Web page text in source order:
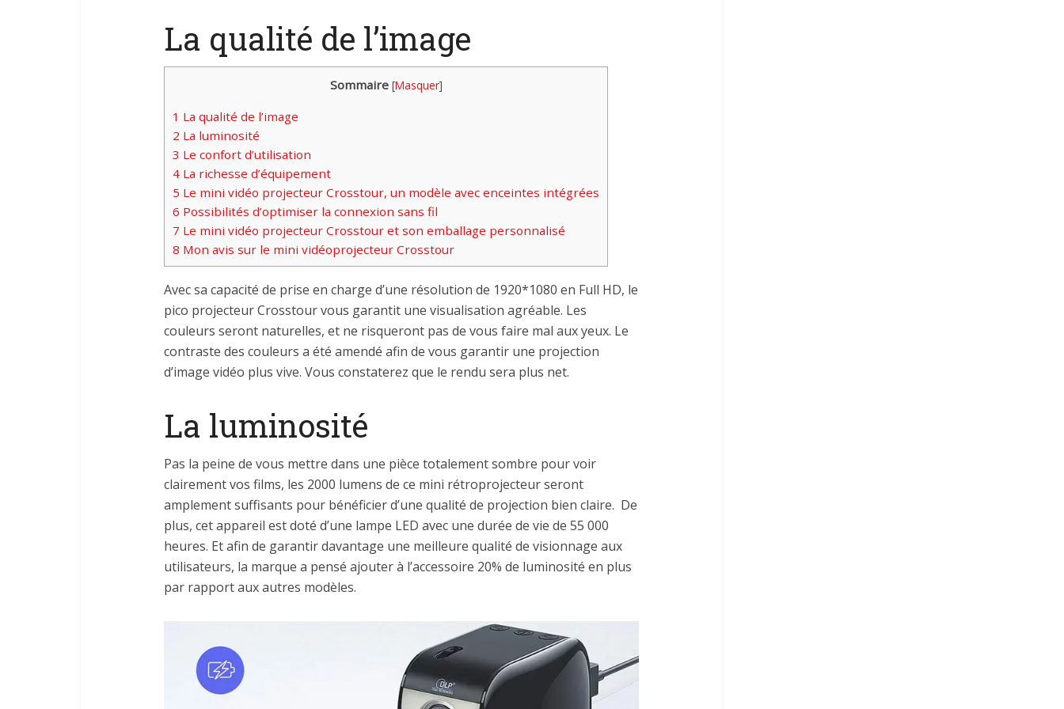
La qualité de l’image
Sommaire [Masquer]
1 La qualité de l’image
2 La luminosité
3 Le confort d’utilisation
4 La richesse d’équipement
5 Le mini vidéo projecteur Crosstour, un modèle avec enceintes intégrées
6 Possibilités d’optimiser la connexion sans fil
7 Le mini vidéo projecteur Crosstour et son emballage personnalisé
8 Mon avis sur le mini vidéoprojecteur Crosstour
Avec sa capacité de prise en charge d’une résolution de 1920*1080 en Full HD, le
pico projecteur Crosstour vous garantit une visualisation agréable. Les
couleurs seront naturelles, et ne risqueront pas de vous faire mal aux yeux. Le
contraste des couleurs a été amendé afin de vous garantir une projection
d’image vidéo plus vive. Vous constaterez que le rendu sera plus net.
La luminosité
Pas la peine de vous mettre dans une pièce totalement sombre pour voir
clairement vos films, les 2000 lumens de ce mini rétroprojecteur seront
amplement suffisants pour bénéficier d’une qualité de projection bien claire. De
plus, cet appareil est doté d’une lampe LED avec une durée de vie de 55 000
heures. Et afin de garantir davantage une meilleure qualité de visionnage aux
utilisateurs, la marque a pensé ajouter à l’accessoire 20% de luminosité en plus
par rapport aux autres modèles.